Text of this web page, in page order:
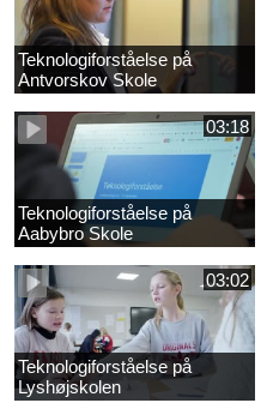
Teknologiforståelse på
Antvorskov Skole
03:18
Teknologiforståelse på
Aabybro Skole
03:02
Teknologiforståelse på
Lyshøjskolen